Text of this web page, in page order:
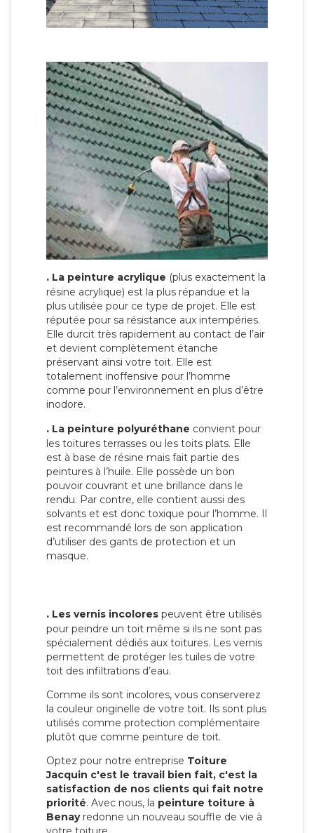
. La peinture acrylique (plus exactement la
résine acrylique) est la plus répandue et la
plus utilisée pour ce type de projet. Elle est
réputée pour sa résistance aux intempéries.
Elle durcit très rapidement au contact de l’air
et devient complètement étanche
préservant ainsi votre toit. Elle est
totalement inoffensive pour l’homme
comme pour l’environnement en plus d’être
inodore.
. La peinture polyuréthane convient pour
les toitures terrasses ou les toits plats. Elle
est à base de résine mais fait partie des
peintures à l’huile. Elle possède un bon
pouvoir couvrant et une brillance dans le
rendu. Par contre, elle contient aussi des
solvants et est donc toxique pour l’homme. Il
est recommandé lors de son application
d’utiliser des gants de protection et un
masque.
. Les vernis incolores peuvent être utilisés
pour peindre un toit même si ils ne sont pas
spécialement dédiés aux toitures. Les vernis
permettent de protéger les tuiles de votre
toit des infiltrations d’eau.
Comme ils sont incolores, vous conserverez
la couleur originelle de votre toit. Ils sont plus
utilisés comme protection complémentaire
plutôt que comme peinture de toit.
Optez pour notre entreprise Toiture
Jacquin c'est le travail bien fait, c'est la
satisfaction de nos clients qui fait notre
priorité. Avec nous, la peinture toiture à
Benayredonne un nouveau souffle de vie à